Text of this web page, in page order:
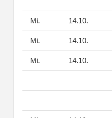
Mi. 14.10.
Mi. 14.10.
Mi. 14.10.